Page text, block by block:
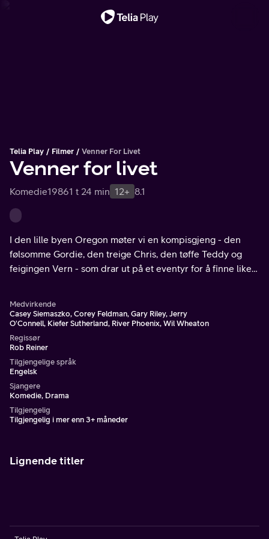
Telia Play Filmer Venner For Livet
Venner for livet
Komedie19861 t 24 min 12+ 8.1
I den lille byen Oregon møter vi en kompisgjeng - den
følsomme Gordie, den treige Chris, den tøffe Teddy og
feigingen Vern - som drar ut på et eventyr for å finne liket
Medvirkende
Casey Siemaszko, Corey Feldman, Gary Riley, Jerry
O'Connell, Kiefer Sutherland, River Phoenix, Wil Wheaton
Regissør
Rob Reiner
Tilgjengelige språk
Engelsk
Sjangere
Komedie, Drama
Tilgjengelig
Tilgjengelig i mer enn 3+ måneder
Lignende titler